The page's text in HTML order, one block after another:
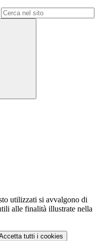
utilizzati si avvalgono di
alle finalità illustrate nella
tutti i cookies